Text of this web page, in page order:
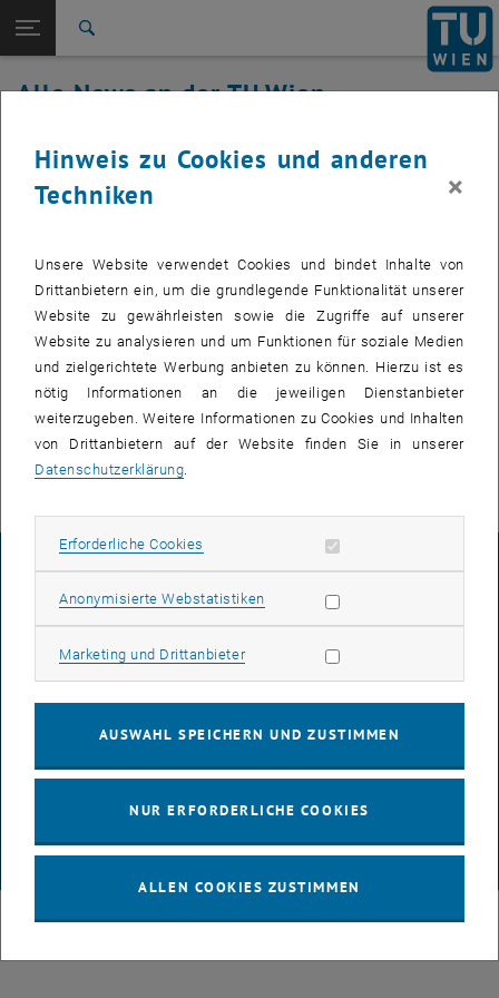
TU Login
Quicklinks
Quicklinks-Menü umschalten
Studium
International
Zur 1. Menü Ebene
Alle News
Zurück: Subseiten von TU Wien Startseite auflisten
Zurück zur letzten Ebene:
TU Wien Startseite
Alle News an der TU Wien
25. April 2019
AutoCAD 2020 für Win (de/en)
Simon Bernhard
Die neue Produktversion ist von allen registrierten
Lizenznehmern ab sofort nutzbar. Diese Campussoftware
kann aus lizenzrechtlichen Gründen nur von Mitarbeitern
der TU Wien, nicht aber von Studenten erworben werden.
IMPRESSUM
BARRIEREFREIHEITSERKLÄRUNG
DATENSCHUTZERKLÄRUNG (PDF)
COOKIEEINSTELLUNGEN
Hinweis zu Cookies und anderen
Techniken
×
Unsere Website verwendet Cookies und bindet Inhalte von
Drittanbietern ein, um die grundlegende Funktionalität unserer
Website zu gewährleisten sowie die Zugriffe auf unserer
Website zu analysieren und um Funktionen für soziale Medien
und zielgerichtete Werbung anbieten zu können. Hierzu ist es
nötig Informationen an die jeweiligen Dienstanbieter
weiterzugeben. Weitere Informationen zu Cookies und Inhalten
von Drittanbietern auf der Website finden Sie in unserer
Datenschutzerklärung.
Erforderliche Cookies Erforderliche Cookies zulassen
Anonymisierte WebstatistikenStatistik Cookies zulassen
Marketing und DrittanbieterMarketing Cookies zulassen
AUSWAHL SPEICHERN UND ZUSTIMMEN
NUR ERFORDERLICHE COOKIES
ALLEN COOKIES ZUSTIMMEN